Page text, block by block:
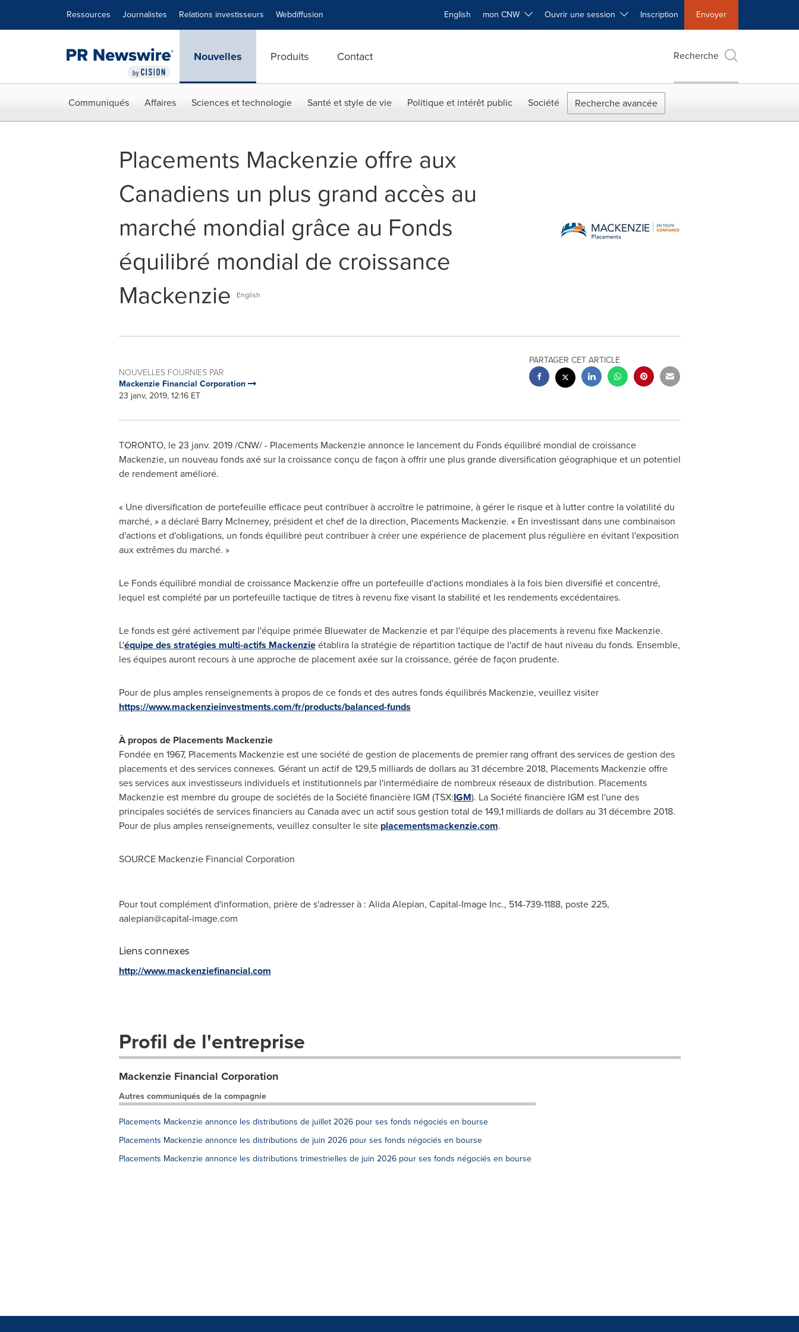
Ressources Journalistes Relations investisseurs Webdiffusion English mon CNW Ouvrir une session Inscription Envoyer
Nouvelles Produits Contact Recherche
Communiqués Affaires Sciences et technologie Santé et style de vie Politique et intérêt public Société Recherche avancée
Placements Mackenzie offre aux
Canadiens un plus grand accès au
marché mondial grâce au Fonds
équilibré mondial de croissance
Mackenzie
English
NOUVELLES FOURNIES PAR
Mackenzie Financial Corporation
23 janv, 2019, 12:16 ET
PARTAGER CET ARTICLE
TORONTO, le 23 janv. 2019 /CNW/ - Placements Mackenzie annonce le lancement du Fonds équilibré mondial de croissance
Mackenzie, un nouveau fonds axé sur la croissance conçu de façon à offrir une plus grande diversification géographique et un potentiel
de rendement amélioré.
« Une diversification de portefeuille efficace peut contribuer à accroître le patrimoine, à gérer le risque et à lutter contre la volatilité du
marché, » a déclaré Barry McInerney, président et chef de la direction, Placements Mackenzie. « En investissant dans une combinaison
d'actions et d'obligations, un fonds équilibré peut contribuer à créer une expérience de placement plus régulière en évitant l'exposition
aux extrêmes du marché. »
Le Fonds équilibré mondial de croissance Mackenzie offre un portefeuille d'actions mondiales à la fois bien diversifié et concentré,
lequel est complété par un portefeuille tactique de titres à revenu fixe visant la stabilité et les rendements excédentaires.
Le fonds est géré activement par l'équipe primée Bluewater de Mackenzieet par l'équipe des placements à revenu fixe Mackenzie.
L'équipe des stratégies multi-actifs Mackenzieétablira la stratégie de répartition tactique de l'actif de haut niveau du fonds. Ensemble,
les équipes auront recours à une approche de placement axée sur la croissance, gérée de façon prudente.
Pour de plus amples renseignements à propos de ce fonds et des autres fonds équilibrés Mackenzie, veuillez visiter
https://www.mackenzieinvestments.com/fr/products/balanced-funds
À propos de Placements Mackenzie
Fondée en 1967, Placements Mackenzie est une société de gestion de placements de premier rang offrant des services de gestion des
placements et des services connexes. Gérant un actif de 129,5 milliards de dollars au 31 décembre 2018, Placements Mackenzie offre
ses services aux investisseurs individuels et institutionnels par l'intermédiaire de nombreux réseaux de distribution. Placements
Mackenzie est membre du groupe de sociétés de la Société financière IGM (TSX:IGM). La Société financière IGM est l'une des
principales sociétés de services financiers au Canadaavec un actif sous gestion total de 149,1 milliards de dollars au 31 décembre 2018.
Pour de plus amples renseignements, veuillez consulter le site placementsmackenzie.com.
SOURCE Mackenzie Financial Corporation
Pour tout complément d'information, prière de s'adresser à : Alida Alepian, Capital-Image Inc., 514-739-1188, poste 225,
aalepian@capital-image.com
Liens connexes
http://www.mackenziefinancial.com
Profil de l'entreprise
Mackenzie Financial Corporation
Autres communiqués de la compagnie
Placements Mackenzie annonce les distributions de juillet 2026 pour ses fonds négociés en bourse
Placements Mackenzie annonce les distributions de juin 2026 pour ses fonds négociés en bourse
Placements Mackenzie annonce les distributions trimestrielles de juin 2026 pour ses fonds négociés en bourse